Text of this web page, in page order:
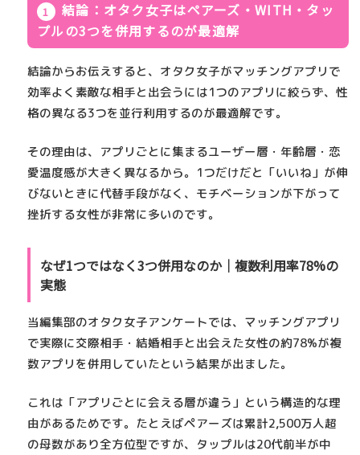
結論：オタク女子はペアーズ・WITH・タッ
プルの3つを併用するのが最適解
結論からお伝えすると、オタク女子がマッチングアプリで
効率よく素敵な相手と出会うには1つのアプリに絞らず、性
格の異なる3つを並行利用するのが最適解です。
その理由は、アプリごとに集まるユーザー層・年齢層・恋
愛温度感が大きく異なるから。1つだけだと「いいね」が伸
びないときに代替手段がなく、モチベーションが下がって
挫折する女性が非常に多いのです。
なぜ1つではなく3つ併用なのか｜複数利用率78%の
実態
当編集部のオタク女子アンケートでは、 マッチングアプリ
で実際に交際相手・結婚相手と出会えた女性の約78%が複
数アプリを併用していたという結果が出ました。
これは「アプリごとに会える層が違う」という構造的な理
由があるためです。たとえばペアーズは累計2,500万人超
の母数があり全方位型ですが、タップルは20代前半が中